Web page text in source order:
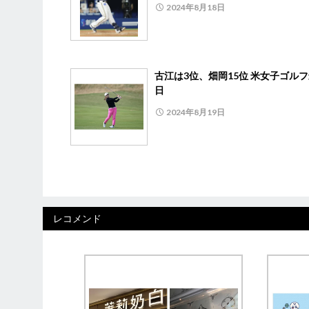
2024年8月18日
古江は3位、畑岡15位 米女子ゴル
日
2024年8月19日
レコメンド